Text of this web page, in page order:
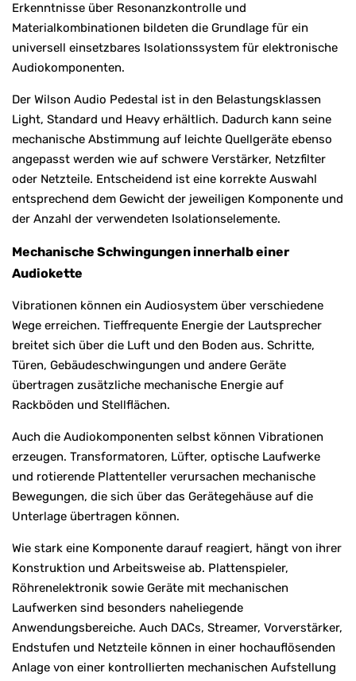
Erkenntnisse über Resonanzkontrolle und
Materialkombinationen bildeten die Grundlage für ein
universell einsetzbares Isolationssystem für elektronische
Audiokomponenten.
Der Wilson Audio Pedestal ist in den Belastungsklassen
Light, Standard und Heavy erhältlich. Dadurch kann seine
mechanische Abstimmung auf leichte Quellgeräte ebenso
angepasst werden wie auf schwere Verstärker, Netzfilter
oder Netzteile. Entscheidend ist eine korrekte Auswahl
entsprechend dem Gewicht der jeweiligen Komponente und
der Anzahl der verwendeten Isolationselemente.
Mechanische Schwingungen innerhalb einer
Audiokette
Vibrationen können ein Audiosystem über verschiedene
Wege erreichen. Tieffrequente Energie der Lautsprecher
breitet sich über die Luft und den Boden aus. Schritte,
Türen, Gebäudeschwingungen und andere Geräte
übertragen zusätzliche mechanische Energie auf
Rackböden und Stellflächen.
Auch die Audiokomponenten selbst können Vibrationen
erzeugen. Transformatoren, Lüfter, optische Laufwerke
und rotierende Plattenteller verursachen mechanische
Bewegungen, die sich über das Gerätegehäuse auf die
Unterlage übertragen können.
Wie stark eine Komponente darauf reagiert, hängt von ihrer
Konstruktion und Arbeitsweise ab. Plattenspieler,
Röhrenelektronik sowie Geräte mit mechanischen
Laufwerken sind besonders naheliegende
Anwendungsbereiche. Auch DACs, Streamer, Vorverstärker,
Endstufen und Netzteile können in einer hochauflösenden
Anlage von einer kontrollierten mechanischen Aufstellung